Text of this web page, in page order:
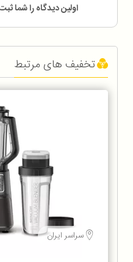
اولین دیدگاه را شما
تخفیف های مرتبط
سراسر ایران